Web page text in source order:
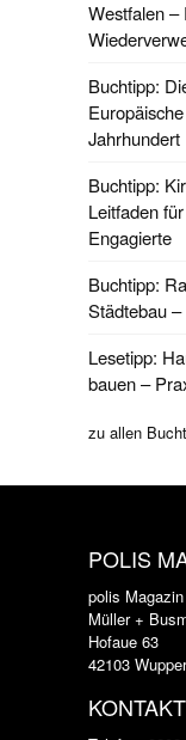
Westfalen –
Buchtipp:
Jahrhundert
Buchtipp:
Leitfaden
Engagierte
Buchtipp:
Städtebau
Lesetipp:
bauen –
zu allen
POLIS
polis Magazin
Müller +
Hofaue 63
42103